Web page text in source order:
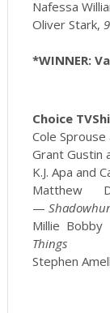
Nafessa
Oliver Stark,
*WINNER:
Choice
Cole
Grant Gustin
K.J. Apa and
Matthew
—
Millie
Things
Stephen